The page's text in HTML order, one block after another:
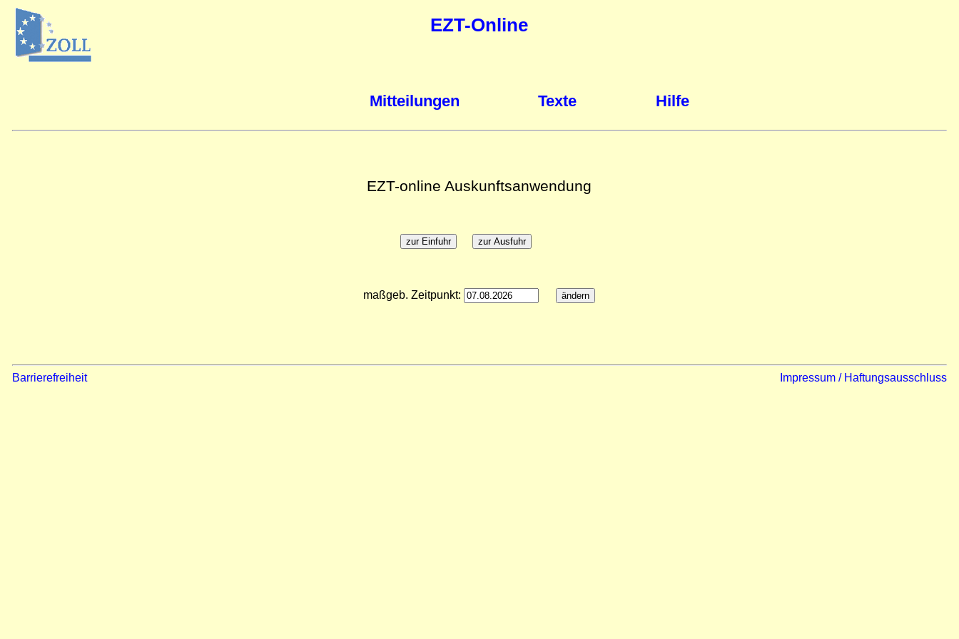
EZT-Online
Mitteilungen Texte Hilfe
EZT-online Auskunftsanwendung
maßgeb. Zeitpunkt:
Barrierefreiheit Impressum / Haftungsausschluss